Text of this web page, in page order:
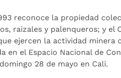
reconoce la propiedad
raizales y palenqueros; y el
ejercen la actividad minera
en el Espacio Nacional de
28 de mayo en Cali.